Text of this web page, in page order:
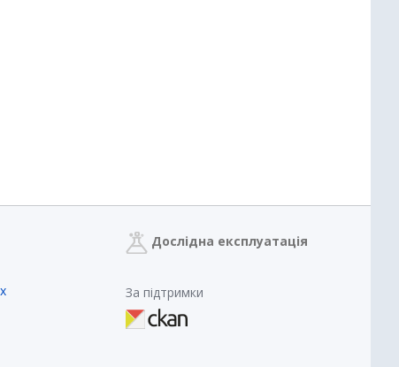
Дослідна експлуатація
За підтримки